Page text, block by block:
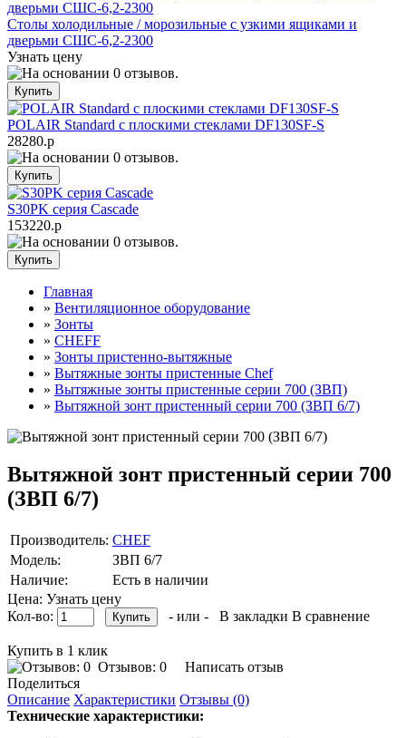
Столы холодильные / морозильные с узкими ящиками и
дверьми СШС-6,2-2300
Узнать цену
POLAIR Standard с плоскими стеклами DF130SF-S
28280.р
S30PK серия Cascade
153220.р
Главная
» Вентиляционное оборудование
» Зонты
» CHEFF
» Зонты пристенно-вытяжные
» Вытяжные зонты пристенные Chef
» Вытяжные зонты пристенные серии 700 (ЗВП)
» Вытяжной зонт пристенный серии 700 (ЗВП 6/7)
Вытяжной зонт пристенный серии 700
(ЗВП 6/7)
Производитель: CHEF
Модель:
ЗВП 6/7
Наличие:
Есть в наличии
Цена: Узнать цену
Кол-во:
- или - В закладки В сравнение
Купить в 1 клик
Отзывов: 0
Написать отзыв
Поделиться
Описание Характеристики Отзывы (0)
Технические характеристики: